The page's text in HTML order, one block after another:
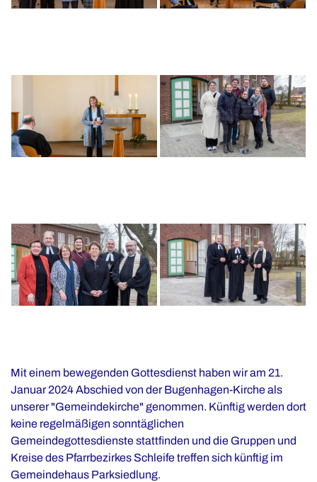
Mit einem bewegenden Gottesdienst haben wir am 21.
Januar 2024 Abschied von der Bugenhagen-Kirche als
unserer "Gemeindekirche" genommen. Künftig werden dort
keine regelmäßigen sonntäglichen
Gemeindegottesdienste stattfinden und die Gruppen und
Kreise des Pfarrbezirkes Schleife treffen sich künftig im
Gemeindehaus Parksiedlung.